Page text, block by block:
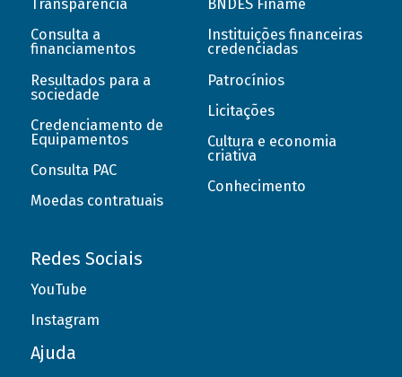
Transparência
Consulta a
financiamentos
Resultados para a
sociedade
Credenciamento de
Equipamentos
Consulta PAC
Moedas contratuais
BNDES Finame
Instituições financeiras
credenciadas
Patrocínios
Licitações
Cultura e economia
criativa
Conhecimento
Redes Sociais
YouTube
Instagram
Ajuda